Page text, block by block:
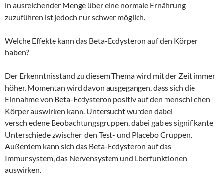
in ausreichender Menge über eine normale Ernährung
zuzuführen ist jedoch nur schwer möglich.
Welche Effekte kann das Beta-Ecdysteron auf den Körper
haben?
Der Erkenntnisstand zu diesem Thema wird mit der Zeit immer
höher. Momentan wird davon ausgegangen, dass sich die
Einnahme von Beta-Ecdysteron positiv auf den menschlichen
Körper auswirken kann. Untersucht wurden dabei
verschiedene Beobachtungsgruppen, dabei gab es signifikante
Unterschiede zwischen den Test- und Placebo Gruppen.
Außerdem kann sich das Beta-Ecdysteron auf das
Immunsystem, das Nervensystem und Lberfunktionen
auswirken.